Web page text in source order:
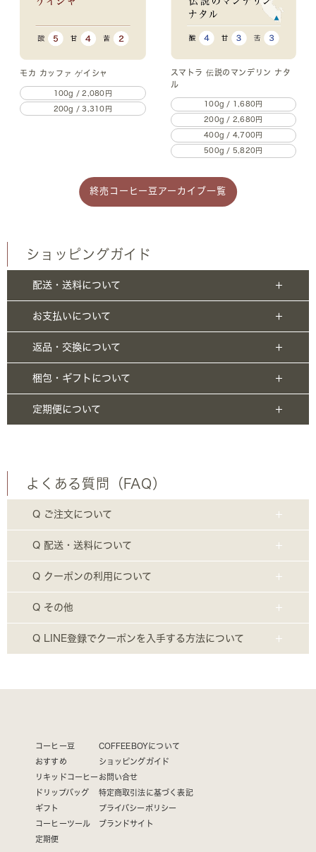
モカ カッファ ゲイシャ
100g / 2,080円
200g / 3,310円
スマトラ 伝説のマンデリン ナタ
ル
100g / 1,680円
200g / 2,680円
400g / 4,700円
500g / 5,820円
終売コーヒー豆アーカイブ一覧
ショッピングガイド
配送・送料について
お支払いについて
返品・交換について
梱包・ギフトについて
定期便について
よくある質問（FAQ）
Q ご注文について
Q 配送・送料について
Q クーポンの利用について
Q その他
Q LINE登録でクーポンを入手する方法について
コーヒー豆
おすすめ
リキッドコーヒー
ドリップバッグ
ギフト
コーヒーツール
定期便
COFFEEBOYについて
ショッピングガイド
お問い合せ
特定商取引法に基づく表記
プライバシーポリシー
ブランドサイト